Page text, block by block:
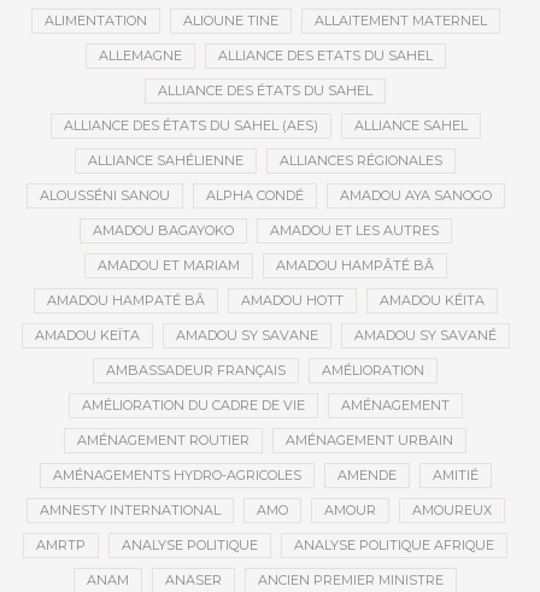
ALIMENTATION ALIOUNE TINE ALLAITEMENT MATERNEL
ALLEMAGNE ALLIANCE DES ETATS DU SAHEL
ALLIANCE DES ÉTATS DU SAHEL
ALLIANCE DES ÉTATS DU SAHEL (AES) ALLIANCE SAHEL
ALLIANCE SAHÉLIENNE ALLIANCES RÉGIONALES
ALOUSSÉNI SANOU ALPHA CONDÉ AMADOU AYA SANOGO
AMADOU BAGAYOKO AMADOU ET LES AUTRES
AMADOU ET MARIAM AMADOU HAMPÂTÉ BÂ
AMADOU HAMPATÉ BÂ AMADOU HOTT AMADOU KÉITA
AMADOU KEÏTA AMADOU SY SAVANE AMADOU SY SAVANÉ
AMBASSADEUR FRANÇAIS AMÉLIORATION
AMÉLIORATION DU CADRE DE VIE AMÉNAGEMENT
AMÉNAGEMENT ROUTIER AMÉNAGEMENT URBAIN
AMÉNAGEMENTS HYDRO-AGRICOLES AMENDE AMITIÉ
AMNESTY INTERNATIONAL AMO AMOUR AMOUREUX
AMRTP ANALYSE POLITIQUE ANALYSE POLITIQUE AFRIQUE
ANAM ANASER ANCIEN PREMIER MINISTRE